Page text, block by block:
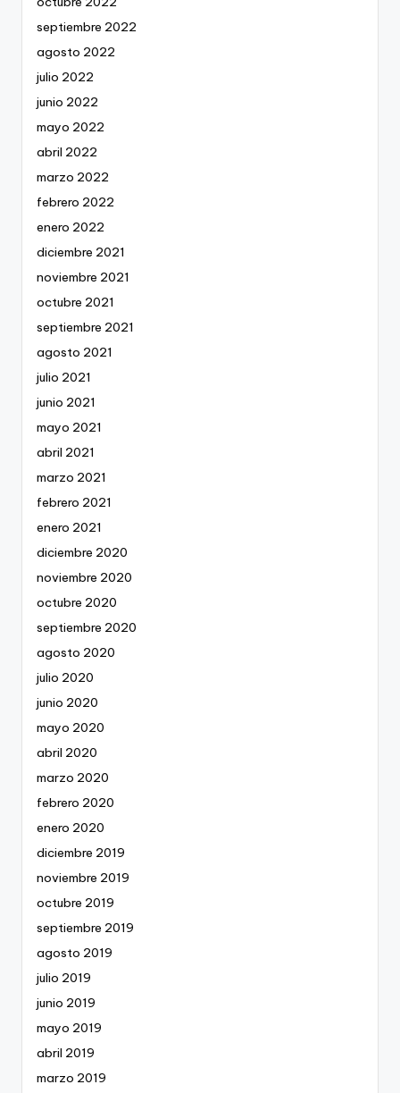
septiembre 2022
agosto 2022
julio 2022
junio 2022
mayo 2022
abril 2022
marzo 2022
febrero 2022
enero 2022
diciembre 2021
noviembre 2021
octubre 2021
septiembre 2021
agosto 2021
julio 2021
junio 2021
mayo 2021
abril 2021
marzo 2021
febrero 2021
enero 2021
diciembre 2020
noviembre 2020
octubre 2020
septiembre 2020
agosto 2020
julio 2020
junio 2020
mayo 2020
abril 2020
marzo 2020
febrero 2020
enero 2020
diciembre 2019
noviembre 2019
octubre 2019
septiembre 2019
agosto 2019
julio 2019
junio 2019
mayo 2019
abril 2019
marzo 2019